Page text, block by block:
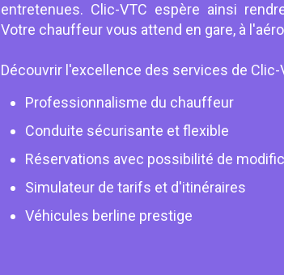
entretenues. Clic-VTC espère ainsi
Votre chauffeur vous attend en gare, à
Découvrir l'excellence des services de Clic-
Professionnalisme du chauffeur
Conduite sécurisante et flexible
Réservations avec possibilité de
Simulateur de tarifs et d'itinéraires
Véhicules berline prestige